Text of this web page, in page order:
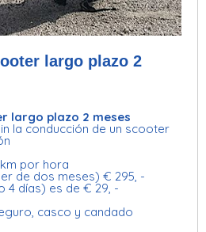
largo plazo 2
largo plazo 2 meses
la conducción de un scooter
por hora
de dos meses) € 295, -
4 días) es de € 29, -
casco y candado